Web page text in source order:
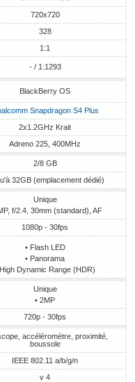
720x720
328
1:1
- / 1:1293
BlackBerry OS
Snapdragon S4 Plus
2x1.2GHz Krait
Adreno 225, 400MHz
2/8 GB
32GB (emplacement dédié)
Unique
f/2.4, 30mm (standard), AF
1080p - 30fps
• Flash LED
• Panorama
Dynamic Range (HDR)
Unique
• 2MP
720p - 30fps
accéléromètre, proximité,
boussole
IEEE 802.11 a/b/g/n
v 4